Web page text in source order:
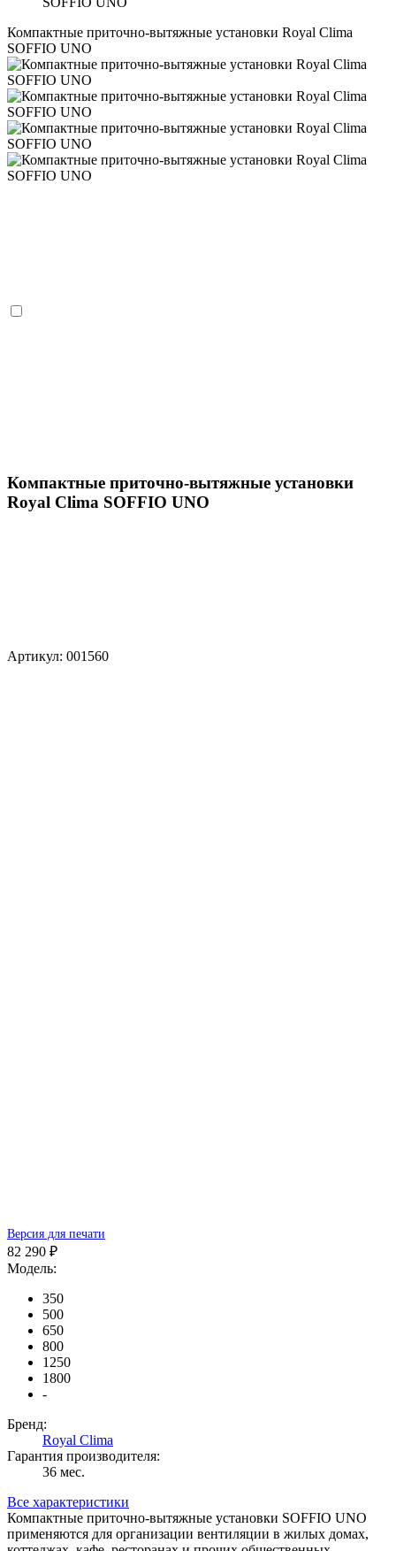
Компактные приточно-вытяжные установки Royal Clima
SOFFIO UNO
Компактные приточно-вытяжные установки
Royal Clima SOFFIO UNO
Артикул: 001560
Версия для печати
82 290 ₽
Модель:
350
500
650
800
1250
1800
-
Бренд:
Royal Clima
Гарантия производителя:
36 мес.
Все характеристики
Компактные приточно-вытяжные установки SOFFIO UNO
применяются для организации вентиляции в жилых домах,